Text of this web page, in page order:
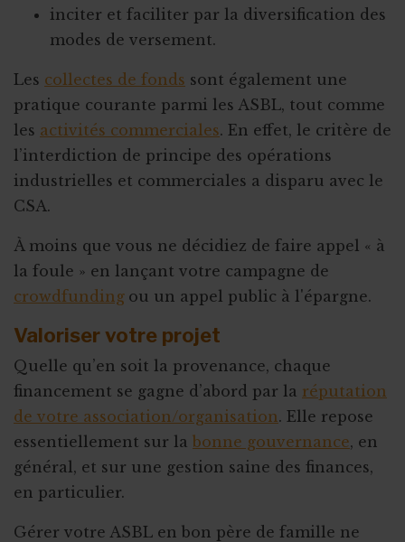
inciter et faciliter par la diversification des
modes de versement.
Les collectes de fonds sont également une
pratique courante parmi les ASBL, tout comme
les activités commerciales. En effet, le critère de
l’interdiction de principe des opérations
industrielles et commerciales a disparu avec le
CSA.
À moins que vous ne décidiez de faire appel « à
la foule » en lançant votre campagne de
crowdfunding ou un appel public à l'épargne.
Valoriser votre projet
Quelle qu’en soit la provenance, chaque
financement se gagne d’abord par la réputation
de votre association/organisation. Elle repose
essentiellement sur la bonne gouvernance, en
général, et sur une gestion saine des finances,
en particulier.
Gérer votre ASBL en bon père de famille ne